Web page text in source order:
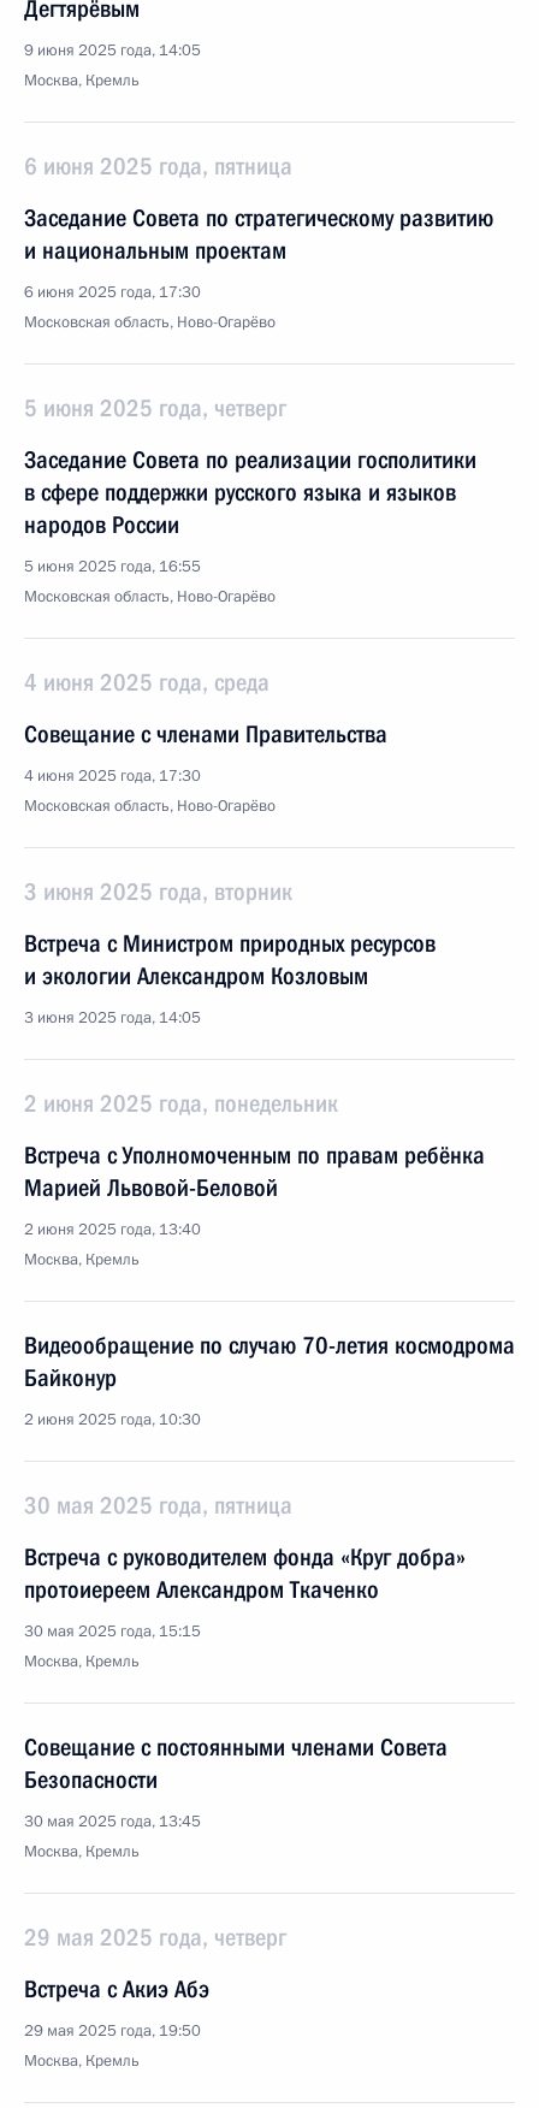
Дегтярёвым
9 июня 2025 года, 14:05
Москва, Кремль
6 июня 2025 года, пятница
Заседание Совета по стратегическому развитию
и национальным проектам
6 июня 2025 года, 17:30
Московская область, Ново-Огарёво
5 июня 2025 года, четверг
Заседание Совета по реализации госполитики
в сфере поддержки русского языка и языков
народов России
5 июня 2025 года, 16:55
Московская область, Ново-Огарёво
4 июня 2025 года, среда
Совещание с членами Правительства
4 июня 2025 года, 17:30
Московская область, Ново-Огарёво
3 июня 2025 года, вторник
Встреча с Министром природных ресурсов
и экологии Александром Козловым
3 июня 2025 года, 14:05
2 июня 2025 года, понедельник
Встреча с Уполномоченным по правам ребёнка
Марией Львовой-Беловой
2 июня 2025 года, 13:40
Москва, Кремль
Видеообращение по случаю 70-летия космодрома
Байконур
2 июня 2025 года, 10:30
30 мая 2025 года, пятница
Встреча с руководителем фонда «Круг добра»
протоиереем Александром Ткаченко
30 мая 2025 года, 15:15
Москва, Кремль
Совещание с постоянными членами Совета
Безопасности
30 мая 2025 года, 13:45
Москва, Кремль
29 мая 2025 года, четверг
Встреча с Акиэ Абэ
29 мая 2025 года, 19:50
Москва, Кремль